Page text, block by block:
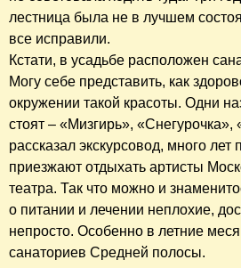
лестница была не в лучшем
все исправили.
Кстати, в усадьбе расположен
Могу себе представить, как
окружении такой красоты. Одни
стоят – «Мизгирь», «Снегурочка»,
рассказал экскурсовод, много
приезжают отдыхать артисты
театра. Так что можно и
о питании и лечении неплохие,
непросто. Особенно в летние
санаториев Средней полосы.